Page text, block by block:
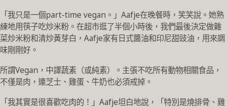
「我只是一個part-time vegan。」Aafje在晚餐時，笑笑說。她熟
練地用筷子吃炒米粉。在超市逛了半個小時後，我們最後決定做雜
菜炒米粉和清炒黃芽白，Aafje家有日式醬油和印尼甜豉油，用來調
味剛剛好。
所謂Vegan，中譯蔬素（或純素）。主張不吃所有動物相關食品，
不僅是肉，連芝士、雞蛋、牛奶也必須戒掉。
「我其實是很喜歡吃肉的！」Aafje坦白地說，「特別是燒排骨、雞